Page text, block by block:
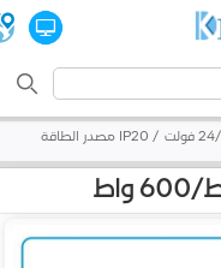
IP20 مصدر الطاقة